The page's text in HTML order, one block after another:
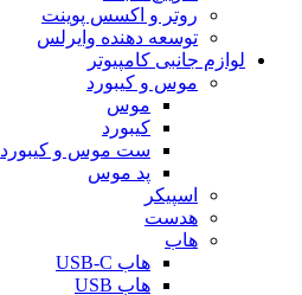
روتر و اکسس پوینت
توسعه دهنده وایرلس
لوازم جانبی کامپیوتر
موس و کیبورد
موس
کیبورد
ست موس و کیبورد
پد موس
اسپیکر
هدست
هاب
هاب USB-C
هاب USB